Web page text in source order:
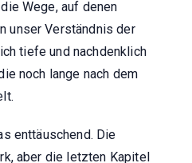
Wege, auf denen
unser Verständnis der
tiefe und nachdenklich
noch lange nach dem
enttäuschend. Die
aber die letzten Kapitel